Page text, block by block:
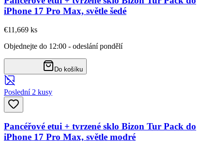
iPhone 17 Pro Max, světle šedé
€11,669 ks
Objednejte do 12:00 - odeslání pondělí
Do košíku
Poslední 2 kusy
Pancéřové etui + tvrzené sklo Bizon Tur Pack do
iPhone 17 Pro Max, světle modré